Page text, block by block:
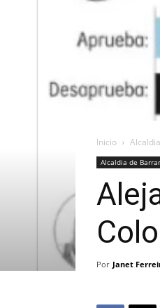
Inicio
Alcaldia de
Por Janet